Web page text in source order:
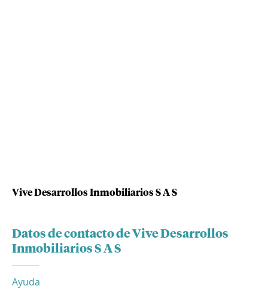
Vive Desarrollos Inmobiliarios S A S
Datos de contacto de Vive Desarrollos
Inmobiliarios S A S
Ayuda